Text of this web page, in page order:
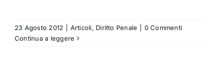
23 Agosto 2012 Articoli, Diritto Penale
0 Commenti
Continua a leggere